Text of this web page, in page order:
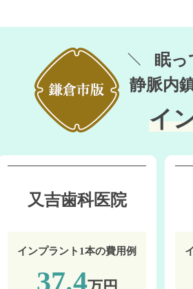
眠っ
静脈内
イ
又吉歯科医院
インプラント1本の費用例
37.4